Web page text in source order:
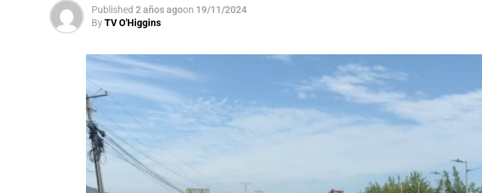
Published 2 años agoon 19/11/2024
ByTV O'Higgins